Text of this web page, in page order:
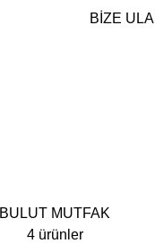
BİZE
BULUT MUTFAK
4 ürünler